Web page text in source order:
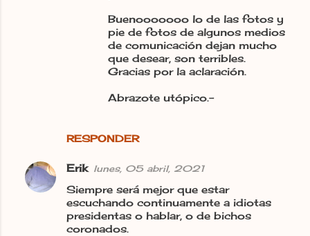
RESPONDER
Buenooooooo lo de las fotos y
pie de fotos de algunos medios
de comunicación dejan mucho
que desear, son terribles.
Gracias por la aclaración.
Abrazote utópico.-
Erik lunes, 05 abril, 2021
Siempre será mejor que estar
escuchando continuamente a idiotas
presidentas o hablar, o de bichos
coronados.